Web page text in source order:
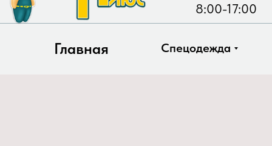
8:00-17:00
Главная Спецодежда